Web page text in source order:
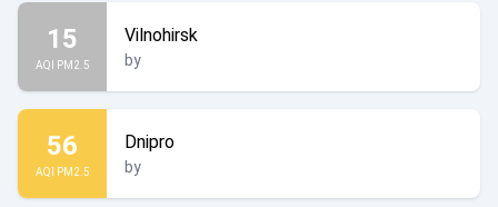
15
AQI PM2.5
Vilnohirsk
by
56
AQI PM2.5
Dnipro
by